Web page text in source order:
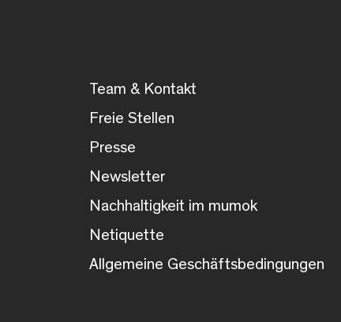
Team & Kontakt
Freie Stellen
Presse
Newsletter
Nachhaltigkeit im mumok
Netiquette
Allgemeine Geschäftsbedingungen